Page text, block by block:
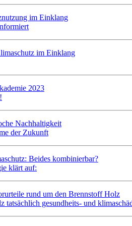
im Einklang
im Einklang
2023
Nachhaltigkeit
der Zukunft
Beides kombinierbar?
klärt auf:
rund um den Brennstoff Holz
tatsächlich gesundheits- und